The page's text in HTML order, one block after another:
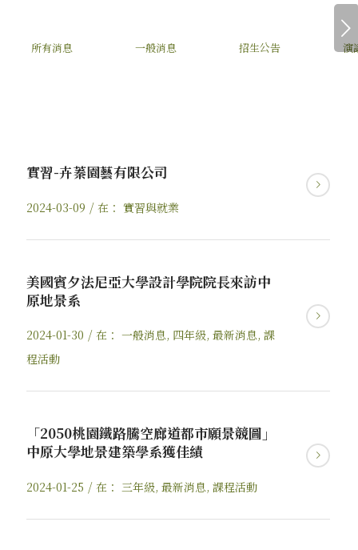
所有消息 一般消息 招生公告 演
實習-卉蓁園藝有限公司
2024-03-09 / 在： 實習與就業
美國賓夕法尼亞大學設計學院院長來訪中
原地景系
2024-01-30 / 在： 一般消息, 四年級, 最新消息, 課
程活動
「2050桃園鐵路騰空廊道都市願景競圖」
中原大學地景建築學系獲佳績
2024-01-25 / 在： 三年級, 最新消息, 課程活動